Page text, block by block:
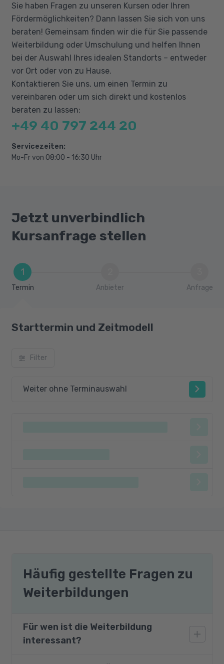
(GoB)
Konten, Kontenrahmen und Kontenplan
Inventur, Inventar und Bilanz mit
Erfolgsermittlung
Die Buchführungsbücher und
Belegbearbeitung
Buchungssätze und Buchungsverfahren
Umsatzsteuer und Skonti
Buchführungspraxis mit einfacher
Jahresabschluss mit Abgrenzung und
Auswertungen mit DATEV
Grundlagen des Wirtschafts- und
Regelungen erfolgen in Abstimmung mit dem
Jobcenter / der Arbeitsagentur oder der
optierenden Kommune.
Sie haben Fragen zu unseren Kursen oder Ihren
Fördermöglichkeiten? Dann lassen Sie sich von uns
beraten! Gemeinsam finden wir die für Sie passende
Weiterbildung oder Umschulung und helfen Ihnen
bei der Auswahl Ihres idealen Standorts – entweder
vor Ort oder von zu Hause.
Kontaktieren Sie uns, um einen Termin zu
vereinbaren oder um sich direkt und kostenlos
beraten zu lassen:
+49 40 797 244 20
Servicezeiten:
Mo-Fr von 08:00 - 16:30 Uhr
Jetzt unverbindlich
Kursanfrage stellen
1
Termin Anbieter Anfrage
Starttermin und Zeitmodell
Filter
Weiter ohne Terminauswahl
Häufig gestellte Fragen zu
Weiterbildungen
Für wen ist die Weiterbildung
interessant?